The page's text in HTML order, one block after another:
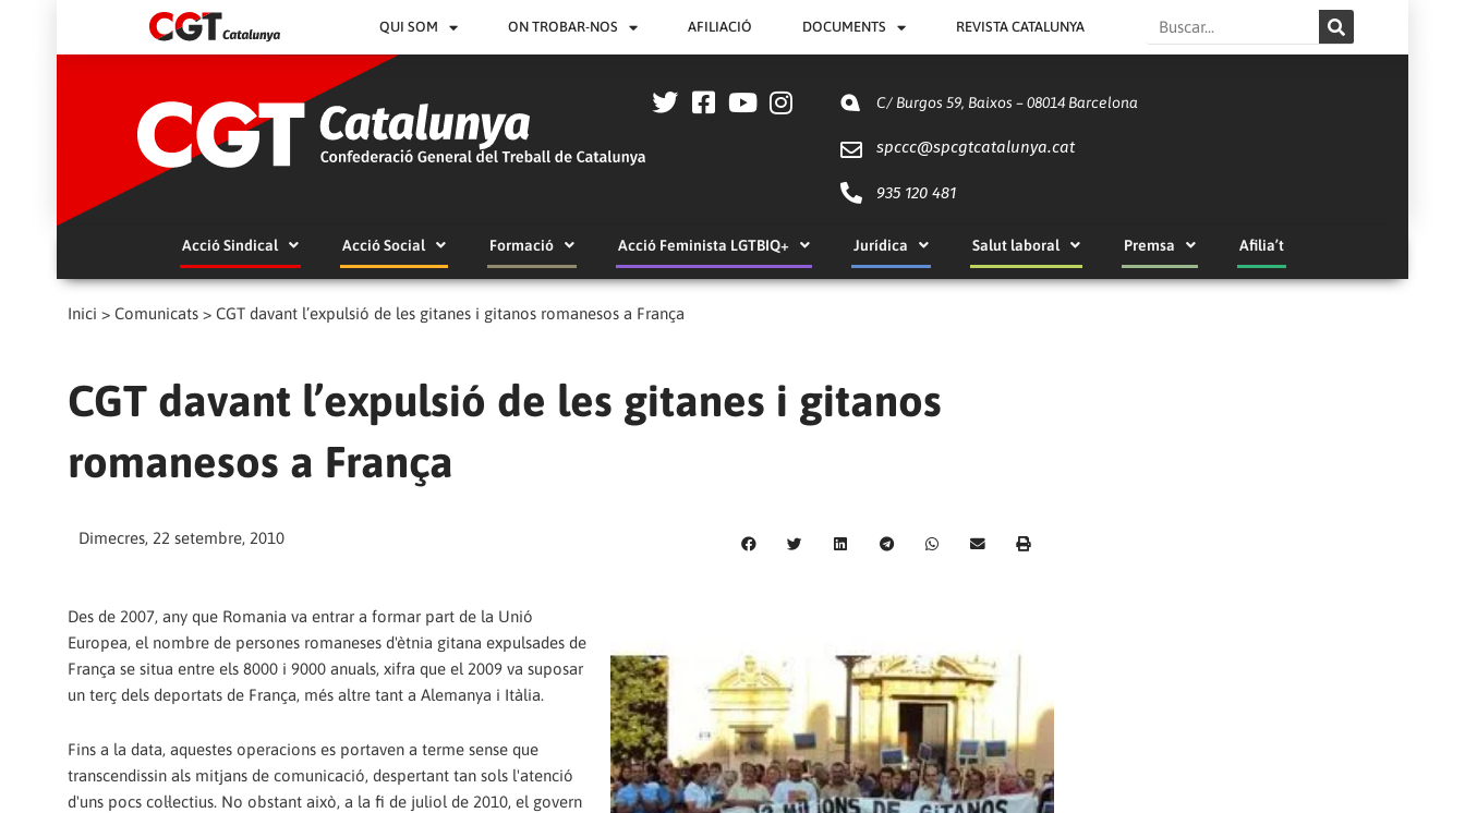
QUI SOM ON TROBAR-NOS AFILIACIÓ DOCUMENTS REVISTA CATALUNYA Search
C/ Burgos 59, Baixos – 08014 Barcelona
spccc@spcgtcatalunya.cat
935 120 481
Acció Sindical Acció Social Formació Acció Feminista LGTBIQ+ Jurídica Salut laboral Premsa Afilia’t
Inici > Comunicats > CGT davant l’expulsió de les gitanes i gitanos romanesos a França
CGT davant l’expulsió de les gitanes i gitanos
romanesos a França
Dimecres, 22 setembre, 2010
Des de 2007, any que Romania va entrar a formar part de la Unió
Europea, el nombre de persones romaneses d'ètnia gitana expulsades de
França se situa entre els 8000 i 9000 anuals, xifra que el 2009 va suposar
un terç dels deportats de França, més altre tant a Alemanya i Itàlia.
Fins a la data, aquestes operacions es portaven a terme sense que
transcendissin als mitjans de comunicació, despertant tan sols l'atenció
d'uns pocs col·lectius. No obstant això, a la fi de juliol de 2010, el govern